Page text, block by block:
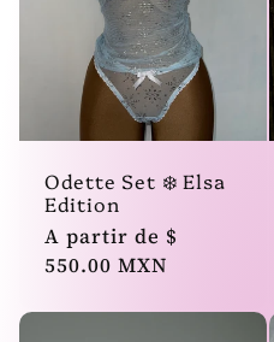
Odette Set ❄️ Elsa
Edition
Precio
habitual
A partir de $
550.00 MXN